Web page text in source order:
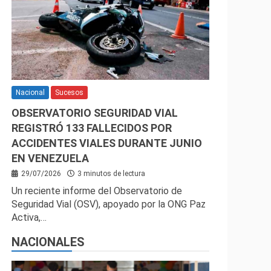
Nacional Sucesos
OBSERVATORIO SEGURIDAD VIAL
REGISTRÓ 133 FALLECIDOS POR
ACCIDENTES VIALES DURANTE JUNIO
EN VENEZUELA
29/07/2026 3 minutos de lectura
Un reciente informe del Observatorio de
Seguridad Vial (OSV), apoyado por la ONG Paz
Activa,…
NACIONALES